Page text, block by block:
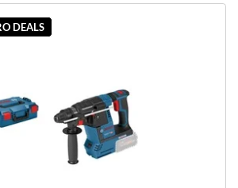
DEALS